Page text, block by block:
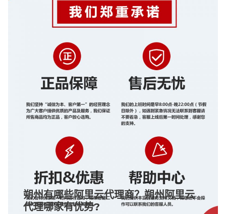
朔州有哪些阿里云代理商？朔州阿里云
代理哪家有优势?